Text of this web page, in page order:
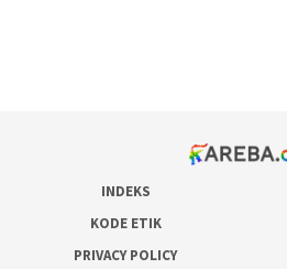
INDEKS
KODE ETIK
PRIVACY POLICY